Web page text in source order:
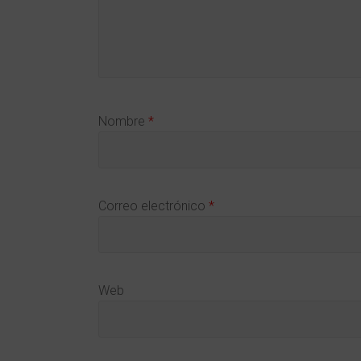
Nombre *
Correo electrónico *
Web